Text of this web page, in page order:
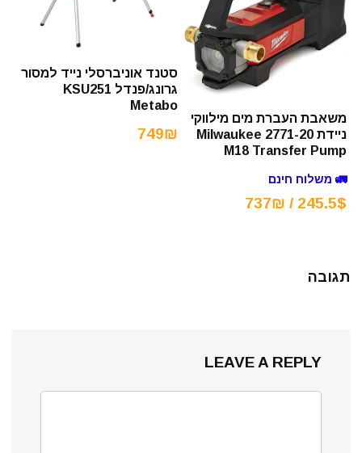
משאבת העברת מים מילווקי
ניידת Milwaukee 2771-20
M18 Transfer Pump
🚛 משלוח חינם
245.5$ / 737₪
סטנד אוניברסלי נייד למסור
גרונג/פנדל KSU251
Metabo
749₪
תגובה
LEAVE A REPLY